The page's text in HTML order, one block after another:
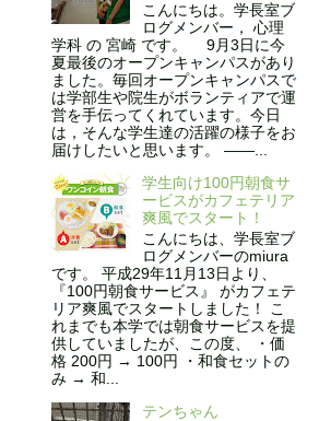
こんにちは。学長室ブ
ログメンバー， 心理
学科 の 宮崎 です。 9月3日に今
夏最後のオープンキャンパスがあり
ました。毎回オープンキャンパスで
は学部生や院生がボランティアで運
営を手伝ってくれています。今日
は，そんな学生達の活躍の様子をお
届けしたいと思います。 ——...
学生向け100円朝食サ
ービスがカフェテリア
爽風でスタート！
こんにちは、学長室ブ
ログメンバーのmiura
です。 平成29年11月13日より、
『100円朝食サービス』 がカフェテ
リア爽風でスタートしました！ こ
れまでも本学では朝食サービスを提
供していましたが、この度、 ・価
格 200円 → 100円 ・和食セットの
み → 和...
テンちゃん